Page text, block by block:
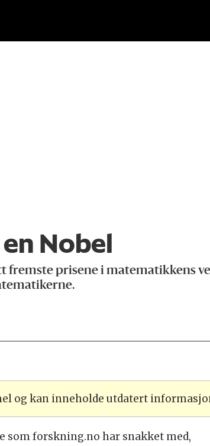
Nobel
fremste prisene i matematikkens
og kan inneholde utdatert
forskning.no har snakket med,